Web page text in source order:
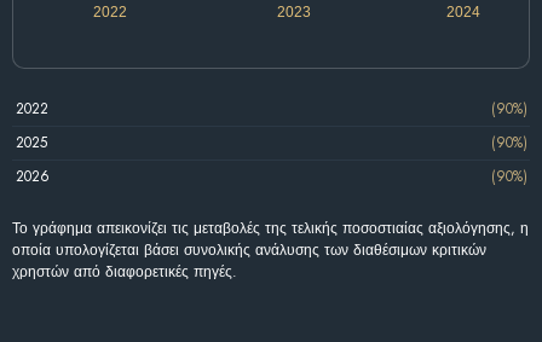
2022 2023 2024
2022
(90%)
2025
(90%)
2026
(90%)
Το γράφημα απεικονίζει τις μεταβολές της τελικής ποσοστιαίας αξιολόγησης, η
οποία υπολογίζεται βάσει συνολικής ανάλυσης των διαθέσιμων κριτικών
χρηστών από διαφορετικές πηγές.